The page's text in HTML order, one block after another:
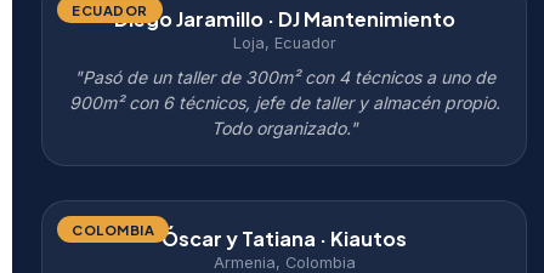
ECUADORDiego Jaramillo · DJ Mantenimiento
Loja, Ecuador
"Pasó de un taller de 300m² con 4 técnicos a uno de
900m² con 6 técnicos, jefe de taller y almacén propio.
Todo organizado."
COLOMBIA Óscar y Tatiana · Kiautos
Armenia, Colombia